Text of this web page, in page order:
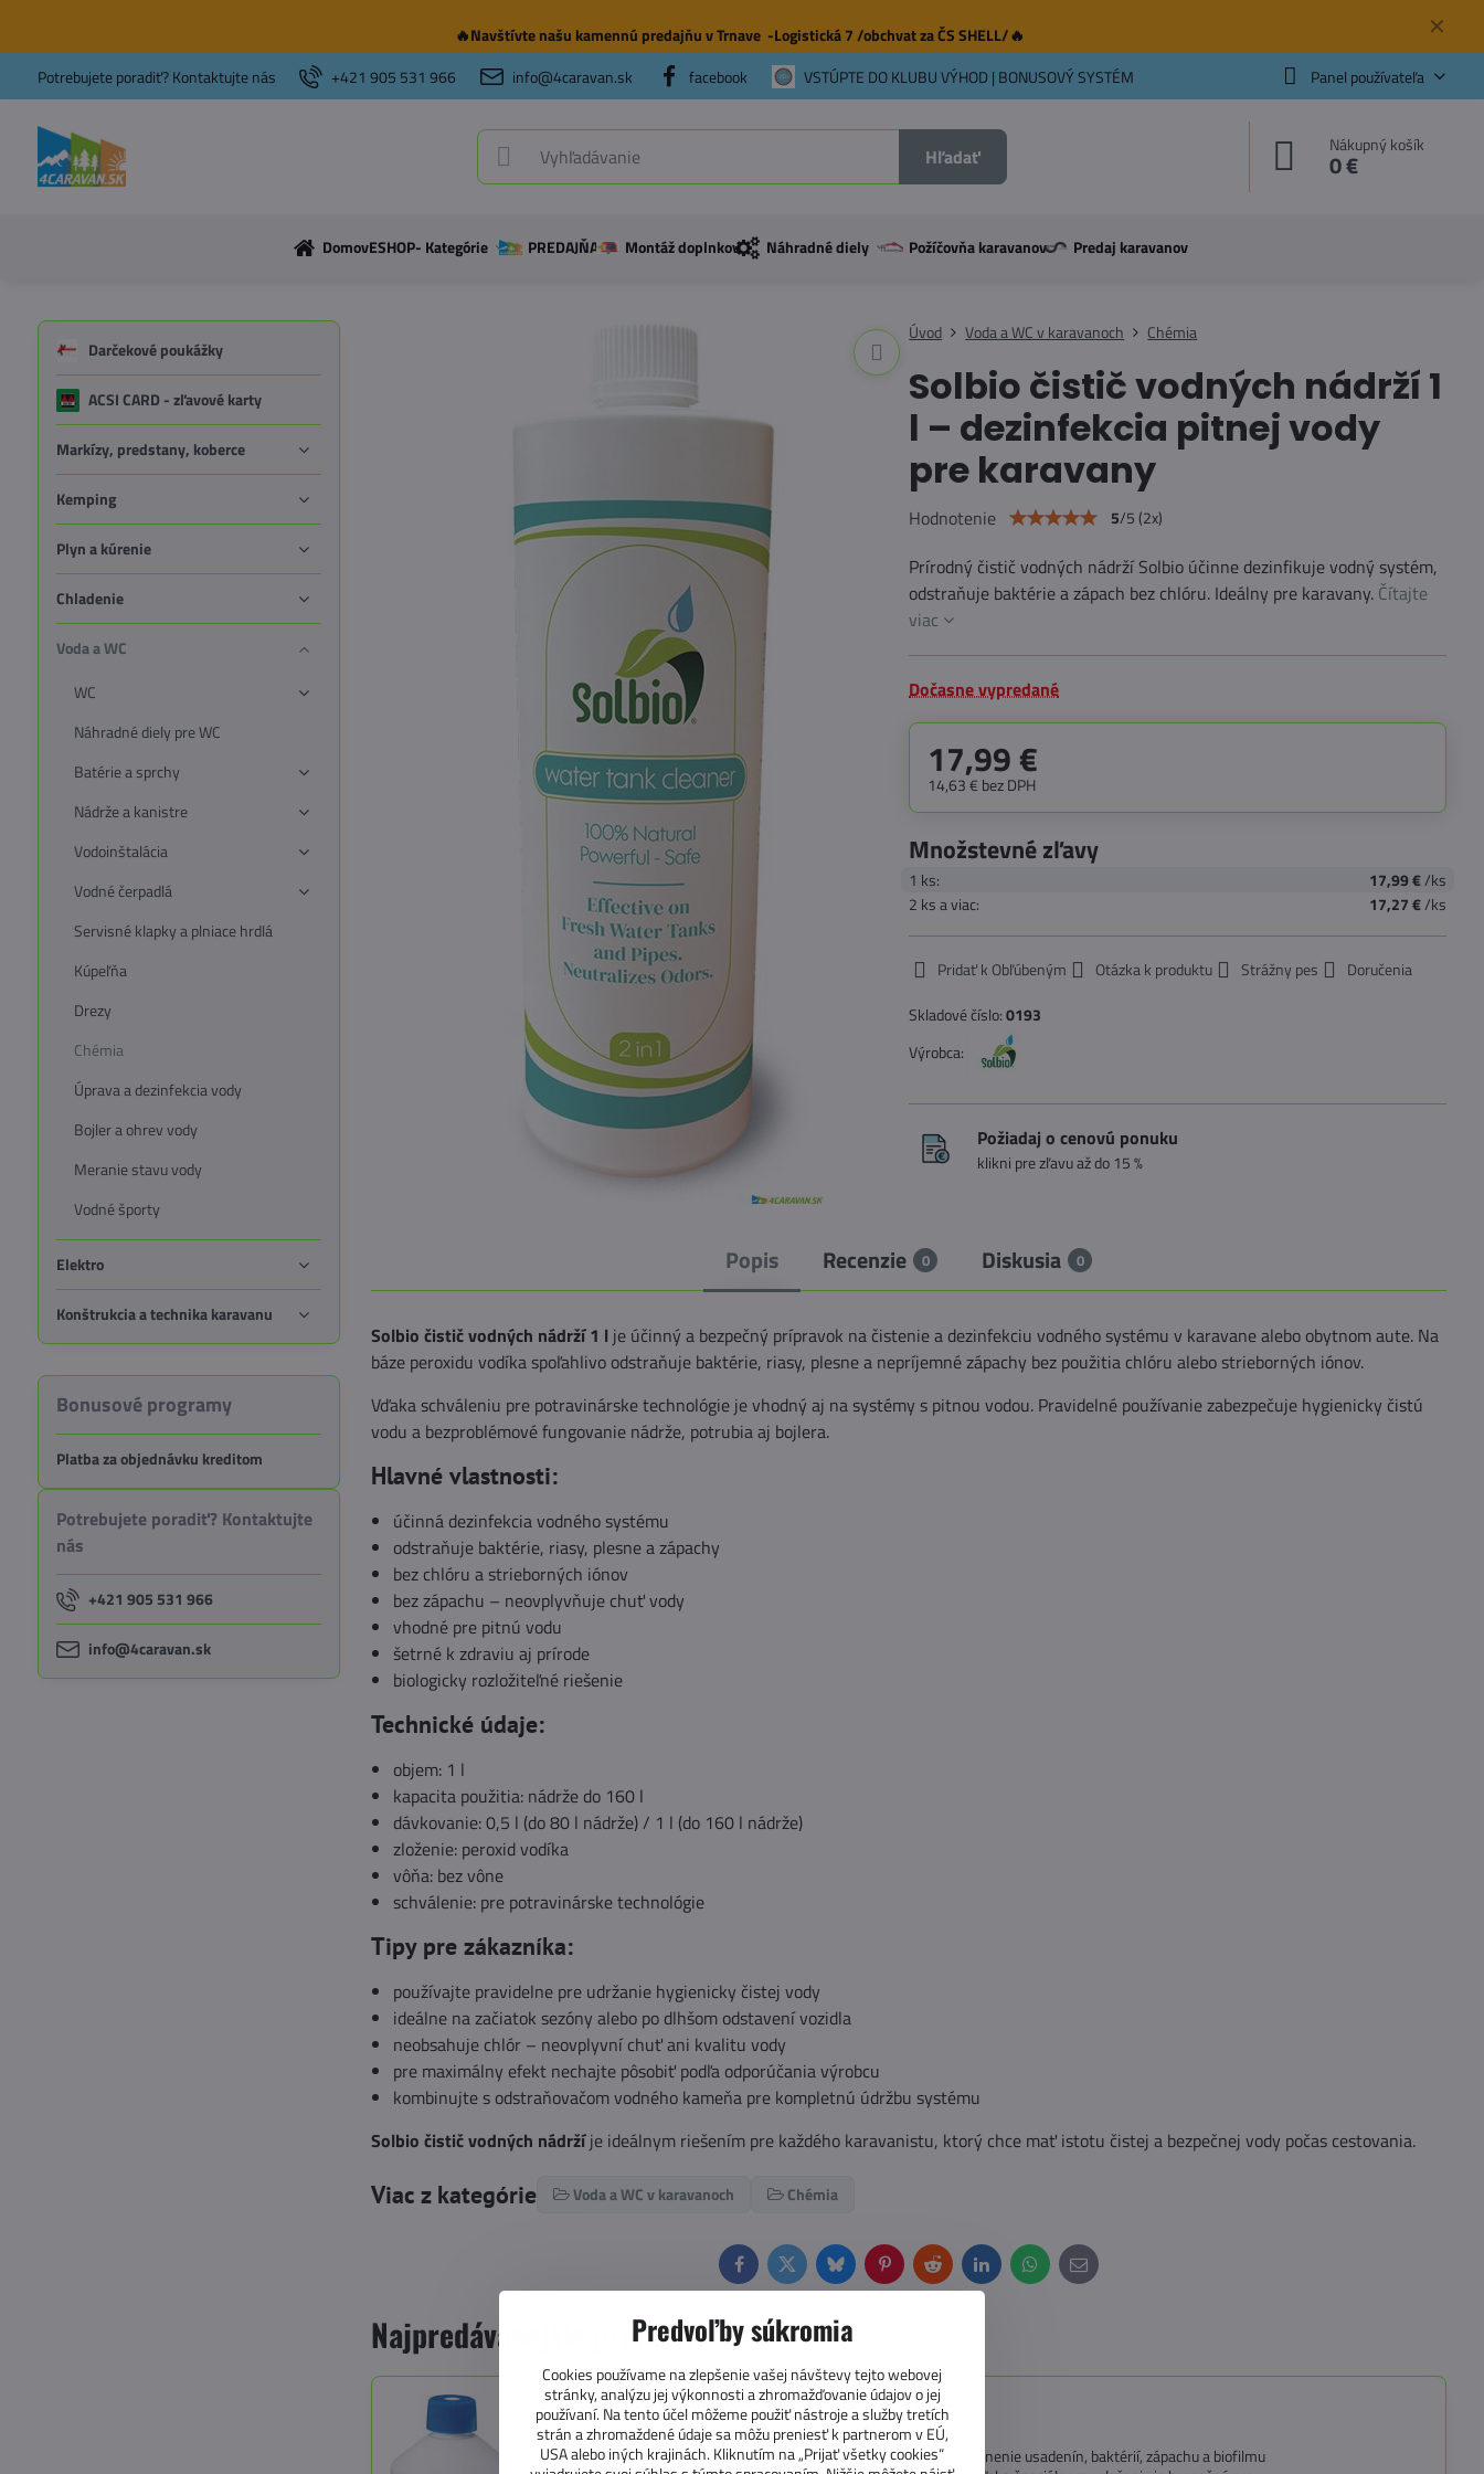
✕
🔥Navštívte našu kamennú predajňuv Trnave -Logistická 7 /obchvat za ČS SHELL/🔥
Potrebujete poradiť? Kontaktujte nás
+421 905 531 966 info@4caravan.sk facebook VSTÚPTE DO KLUBU VÝHOD | BONUSOVÝ SYSTÉM Panel používateľa
Hľadať Nákupný košík
0 €
DomovESHOP- Kategórie PREDAJŇA Montáž doplnkov Náhradné diely Požíčovňa karavanov Predaj karavanov
Úvod Voda a WC v karavanoch Chémia
Solbio čistič vodných nádrží 1
l – dezinfekcia pitnej vody
pre karavany
Hodnotenie 5/5(2x)
Prírodný čistič vodných nádrží Solbio účinne dezinfikuje vodný systém,
odstraňuje baktérie a zápach bez chlóru. Ideálny pre karavany. Čítajte
viac
Dočasne vypredané
17,99 €
14,63 € bez DPH
Množstevné zľavy
1 ks: 17,99 €/ks
2 ksa viac: 17,27 €/ks
Pridať k Obľúbeným Otázka k produktu Strážny pes
Doručenia
Skladové číslo:0193
Výrobca:
Požiadaj o cenovú ponuku
klikni pre zľavu až do 15 %
Popis Recenzie 0 Diskusia 0
Solbio čistič vodných nádrží 1 l je účinný a bezpečný prípravok na čistenie a dezinfekciu vodného systému v karavane alebo obytnom aute. Na
báze peroxidu vodíka spoľahlivo odstraňuje baktérie, riasy, plesne a nepríjemné zápachy bez použitia chlóru alebo strieborných iónov.
Vďaka schváleniu pre potravinárske technológie je vhodný aj na systémy s pitnou vodou. Pravidelné používanie zabezpečuje hygienicky čistú
vodu a bezproblémové fungovanie nádrže, potrubia aj bojlera.
Hlavné vlastnosti:
účinná dezinfekcia vodného systému
odstraňuje baktérie, riasy, plesne a zápachy
bez chlóru a strieborných iónov
bez zápachu – neovplyvňuje chuť vody
vhodné pre pitnú vodu
šetrné k zdraviu aj prírode
biologicky rozložiteľné riešenie
Technické údaje:
objem: 1 l
kapacita použitia: nádrže do 160 l
dávkovanie: 0,5 l (do 80 l nádrže) / 1 l (do 160 l nádrže)
zloženie: peroxid vodíka
vôňa: bez vône
schválenie: pre potravinárske technológie
Tipy pre zákazníka:
používajte pravidelne pre udržanie hygienicky čistej vody
ideálne na začiatok sezóny alebo po dlhšom odstavení vozidla
neobsahuje chlór – neovplyvní chuť ani kvalitu vody
pre maximálny efekt nechajte pôsobiť podľa odporúčania výrobcu
kombinujte s odstraňovačom vodného kameňa pre kompletnú údržbu systému
Solbio čistič vodných nádržíje ideálnym riešením pre každého karavanistu, ktorý chce mať istotu čistej a bezpečnej vody počas cestovania.
Viac z kategórie Voda a WC v karavanoch Chémia
FacebookTwitterBlueskyPinterestRedditLinkedInWhatsApp
E-
mail
Najpredávanejšie produkty
Easydriver My Clean Tank – čistič nádrží pre karavany
NÁŠ TIP
Easydriver My Clean Tank je vysoko účinný čistič nádrží určený na odstránenie usadenín, baktérií, zápachu a biofilmu
Darčekové poukážky
ACSI CARD - zľavové karty
Markízy, predstany, koberce
Kemping
Plyn a kúrenie
Chladenie
Voda a WC
WC
Náhradné diely pre WC
Batérie a sprchy
Nádrže a kanistre
Vodoinštalácia
Vodné čerpadlá
Servisné klapky a plniace hrdlá
Kúpeľňa
Drezy
Chémia
Úprava a dezinfekcia vody
Bojler a ohrev vody
Meranie stavu vody
Vodné športy
Elektro
Konštrukcia a technika karavanu
Bonusové programy
Platba za objednávku kreditom
Potrebujete poradiť? Kontaktujte
nás
+421 905 531 966
info@4caravan.sk
Predvoľby súkromia
Cookies používame na zlepšenie vašej návštevy tejto webovej
stránky, analýzu jej výkonnosti a zhromažďovanie údajov o jej
používaní. Na tento účel môžeme použiť nástroje a služby tretích
strán a zhromaždené údaje sa môžu preniesť k partnerom v EÚ,
USA alebo iných krajinách. Kliknutím na „Prijať všetky cookies“